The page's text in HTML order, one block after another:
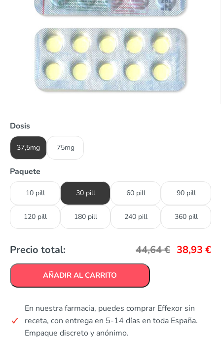
Dosis
37,5mg 75mg
Paquete
10 pill 30 pill 60 pill 90 pill
120 pill 180 pill 240 pill 360 pill
Precio total: 44,64€ 38,93 €
AÑADIR AL CARRITO
En nuestra farmacia, puedes comprar Effexor sin
receta, con entrega en 5-14 días en toda España.
Empaque discreto y anónimo.